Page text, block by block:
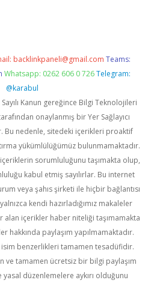
backlinkpaneli@gmail.com Teams:
Whatsapp: 0262 606 0 726 Telegram:
@karabul
Kanun gereğince Bilgi Teknolojileri
onaylanmış bir Yer Sağlayıcı
Bu nedenle, sitedeki içerikleri proaktif
yükümlülüğümüz bulunmamaktadır.
sorumluluğunu taşımakta olup,
kabul etmiş sayılırlar. Bu internet
veya şahıs şirketi ile hiçbir bağlantısı
kendi hazırladığımız makaleler
alan içerikler haber niteliği taşımamakta
hakkında paylaşım yapılmamaktadır.
benzerlikleri tamamen tesadüfidir.
ve tamamen ücretsiz bir bilgi paylaşım
düzenlemelere aykırı olduğunu